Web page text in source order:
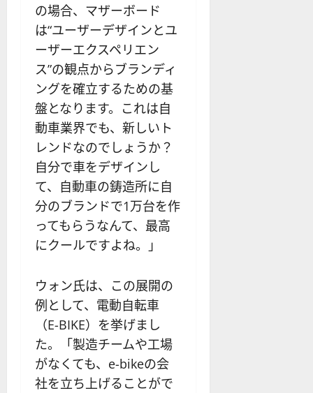
の場合、マザーボード
は“ユーザーデザインとユ
ーザーエクスペリエン
ス”の観点からブランディ
ングを確立するための基
盤となります。これは自
動車業界でも、新しいト
レンドなのでしょうか？
自分で車をデザインし
て、自動車の鋳造所に自
分のブランドで1万台を作
ってもらうなんて、最高
にクールですよね。」
ウォン氏は、この展開の
例として、電動自転車
（E-BIKE）を挙げまし
た。「製造チームや工場
がなくても、e-bikeの会
社を立ち上げることがで